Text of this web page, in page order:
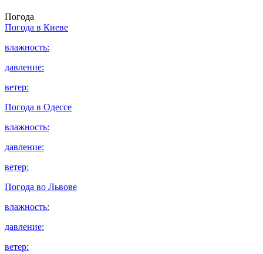
Погода
Погода в Киеве
влажность:
давление:
ветер:
Погода в Одессе
влажность:
давление:
ветер:
Погода во Львове
влажность:
давление:
ветер: